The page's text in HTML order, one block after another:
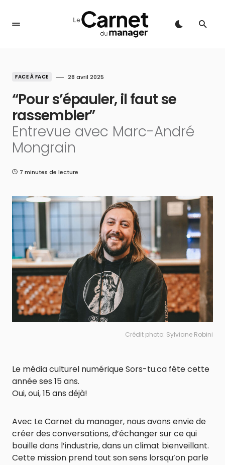
FACE À FACE 28 avril 2025
“Pour s’épauler, il faut se
rassembler”
Entrevue avec Marc-André
Mongrain
7 minutes de lecture
Crédit photo: Sylviane Robini
Le média culturel numérique Sors-tu.ca fête cette
année ses 15 ans.
Oui, oui, 15 ans déjà!
Avec Le Carnet du manager, nous avons envie de
créer des conversations, d’échanger sur ce qui
bouille dans l’industrie, dans un climat bienveillant.
Cette mission prend tout son sens lorsqu’on parle